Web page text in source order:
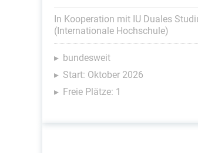
In Kooperation mit IU Duales
(Internationale Hochschule)
bundesweit
Start: Oktober 2026
Freie Plätze: 1